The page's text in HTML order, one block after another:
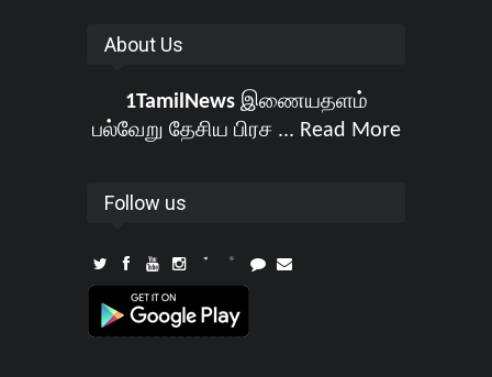
About Us
1TamilNewsஇணையதளம்
பல்வேறு தேசிய பிரச ... Read More
Follow us